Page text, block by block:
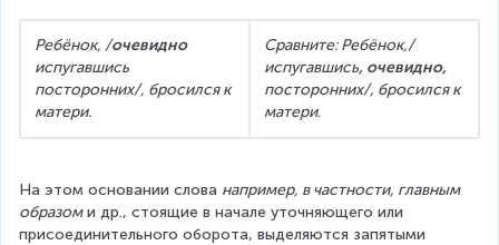
Ребёнок, /очевидно
испугавшись
посторонних/, бросился к
матери.
Сравните: Ребёнок,/
испугавшись, очевидно,
посторонних/, бросился к
матери.
На этом основании слова например, в частности, главным
образом и др., стоящие в начале уточняющего или
присоединительного оборота, выделяются запятыми